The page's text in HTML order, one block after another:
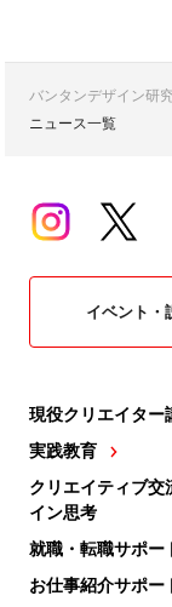
バンタンデザイン研
ニュース一覧
現役クリエイター
実践教育
クリエイティブ交
イン思考
就職・転職サポー
お仕事紹介サポー
イベント・